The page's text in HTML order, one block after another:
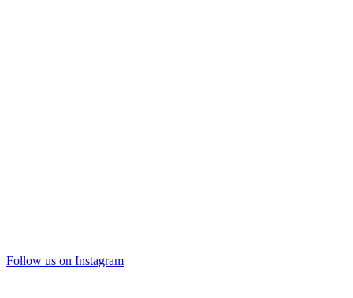
Follow us on Instagram